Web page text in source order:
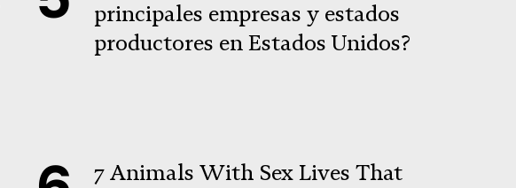
principales empresas y estados
productores en Estados Unidos?
7 Animals With Sex Lives That